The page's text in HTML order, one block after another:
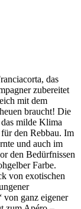
das
zubereitet
mit dem
braucht! Die
milde Klima
für den Rebbau. Im
und auch im
den Bedürfnissen
Farbe.
von exotischen
von ganz eigener